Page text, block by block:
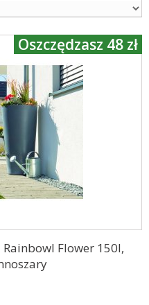
Flower 150l,
Oszczędzasz 48 zł